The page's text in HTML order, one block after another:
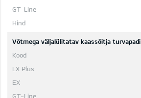
Võtmega väljalülitatav kaassõitja turvapadi